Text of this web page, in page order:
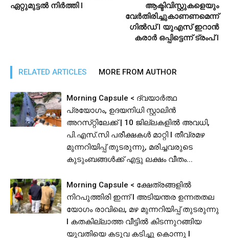
ഏറ്റുമുട്ടൽ നിർത്തി l
ആക്ടിവിസ്റ്റുകളെയും
വേര്‍തിരിച്ചുകാണണമെന്ന്
ഗില്‍ഡ് I യുഎസ് ഇറാൻ
കരാർ ഒപ്പിട്ടെന്ന് ട്രംപ് l
RELATED ARTICLES MORE FROM AUTHOR
Morning Capsule < ദ്വയാർത്ഥ
പ്രയോഗം, ഉദയനിധി സ്റ്റാലിൻ
അറസ്‌റ്റിലേക്ക് | 10 ജില്ലകളിൽ അവധി,
പി.​​​എ​​​സ്.​​​സി​​​ ​​​പ​​​രീ​​​ക്ഷ​​​ക​​​ൾ​​​ ​​​മാ​​​റ്റി I തീവ്രമഴ
മുന്നറിയിപ്പ് തുടരുന്നു, മരിച്ചവരുടെ
കുടുംബങ്ങൾക്ക് എട്ടു ലക്ഷം വീതം...
Morning Capsule < ക്ഷേത്രങ്ങളിൽ
നിറപുത്തിരി ഇന്ന് l അടിയന്തര ഉന്നതതല
യോഗം രാവിലെ, മഴ മുന്നറിയിപ്പ് തുടരുന്നു
I കതകില്ലാത്ത വീട്ടില്‍ കിടന്നുറങ്ങിയ
യുവതിയെ കടുവ കടിച്ചു കൊന്നു l